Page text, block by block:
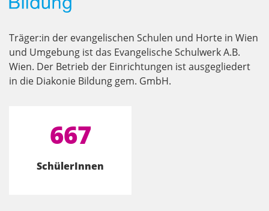
Träger:in der evangelischen Schulen und Horte in Wien
und Umgebung ist das Evangelische Schulwerk A.B.
Wien. Der Betrieb der Einrichtungen ist ausgegliedert
in die Diakonie Bildung gem. GmbH.
667
SchülerInnen